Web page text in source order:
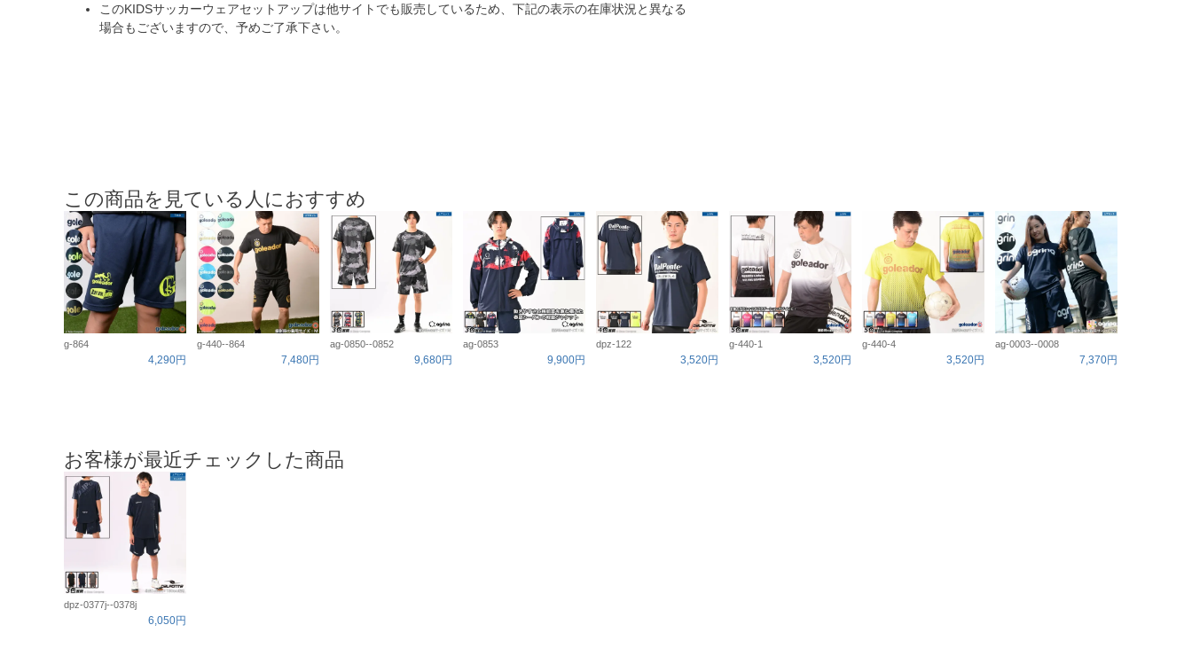
このKIDSサッカーウェアセットアップは他サイトでも販売しているため、下記の表示の在庫状況と異なる
場合もございますので、予めご了承下さい。
この商品を見ている人におすすめ
g-864
4,290円
g-440--864
7,480円
ag-0850--0852
9,680円
ag-0853
9,900円
dpz-122
3,520円
g-440-1
3,520円
g-440-4
3,520円
ag-0003--0008
7,370円
お客様が最近チェックした商品
dpz-0377j--0378j
6,050円